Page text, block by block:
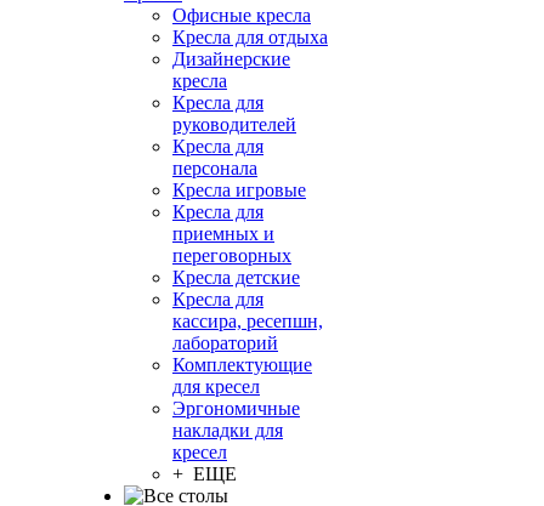
Офисные кресла
Кресла для отдыха
Дизайнерские
кресла
Кресла для
руководителей
Кресла для
персонала
Кресла игровые
Кресла для
приемных и
переговорных
Кресла детские
Кресла для
кассира, ресепшн,
лабораторий
Комплектующие
для кресел
Эргономичные
накладки для
кресел
+ ЕЩЕ